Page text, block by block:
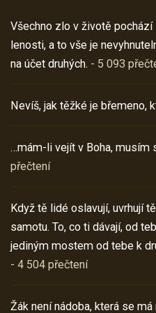
Všechno zlo v životě pochází
lenosti, a to vše je
na účet druhých. - 5 093
Nevíš, jak těžké je břemeno,
…mám-li vejít v Boha, musím
přečtení
Když tě lidé oslavují, uvrhují
samotu. To, co ti dávají, od
jediným mostem od tebe k
- 4 504 přečtení
Žák není nádoba, která se